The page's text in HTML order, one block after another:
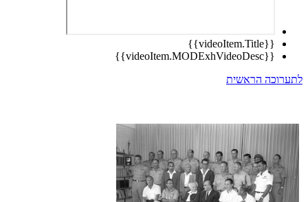
{{videoItem.Title}}
{{videoItem.MODExhVideoDesc}}
לתערוכה הראשית